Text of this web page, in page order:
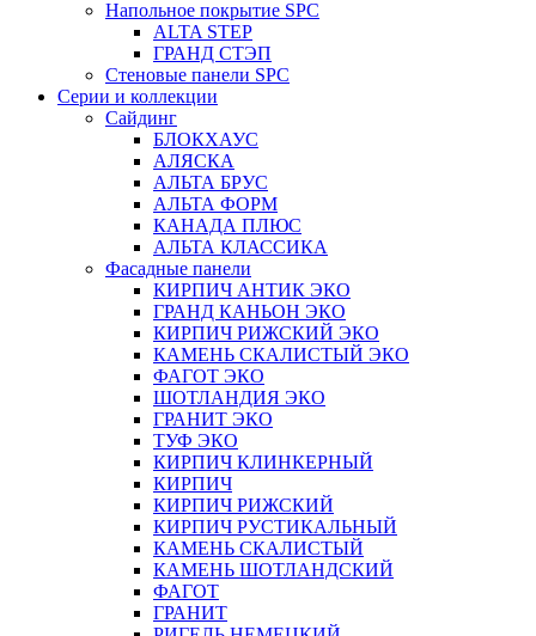
Напольное покрытие SPC
ALTA STEP
ГРАНД СТЭП
Стеновые панели SPC
Серии и коллекции
Сайдинг
БЛОКХАУС
АЛЯСКА
АЛЬТА БРУС
АЛЬТА ФОРМ
КАНАДА ПЛЮС
АЛЬТА КЛАССИКА
Фасадные панели
КИРПИЧ АНТИК ЭКО
ГРАНД КАНЬОН ЭКО
КИРПИЧ РИЖСКИЙ ЭКО
КАМЕНЬ СКАЛИСТЫЙ ЭКО
ФАГОТ ЭКО
ШОТЛАНДИЯ ЭКО
ГРАНИТ ЭКО
ТУФ ЭКО
КИРПИЧ КЛИНКЕРНЫЙ
КИРПИЧ
КИРПИЧ РИЖСКИЙ
КИРПИЧ РУСТИКАЛЬНЫЙ
КАМЕНЬ СКАЛИСТЫЙ
КАМЕНЬ ШОТЛАНДСКИЙ
ФАГОТ
ГРАНИТ